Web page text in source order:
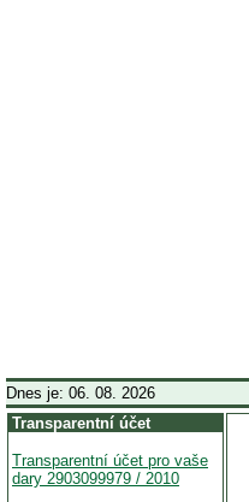
Dnes je: 06. 08. 2026
Transparentní účet
Transparentní účet pro vaše
dary 2903099979 / 2010